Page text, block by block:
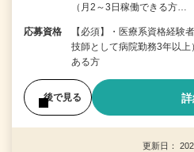
（月2～3日稼働できる方…
応募資格
【必須】・医療系資格経験
技師として病院勤務3年以
ある方
後で見る
更新日：